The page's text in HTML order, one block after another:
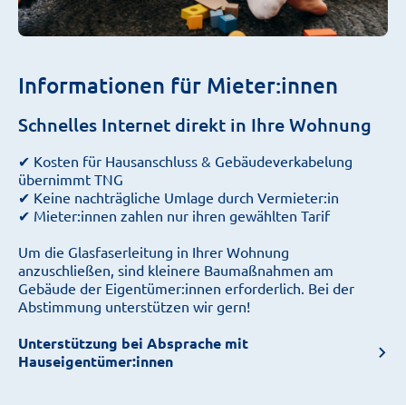
Informationen für Mieter:innen
Schnelles Internet direkt in Ihre Wohnung
✔ Kosten für Hausanschluss & Gebäudeverkabelung
übernimmt TNG
✔ Keine nachträgliche Umlage durch Vermieter:in
✔ Mieter:innen zahlen nur ihren gewählten Tarif
Um die Glasfaserleitung in Ihrer Wohnung
anzuschließen, sind kleinere Baumaßnahmen am
Gebäude der Eigentümer:innen erforderlich. Bei der
Abstimmung unterstützen wir gern!
Unterstützung bei Absprache mit
Hauseigentümer:innen